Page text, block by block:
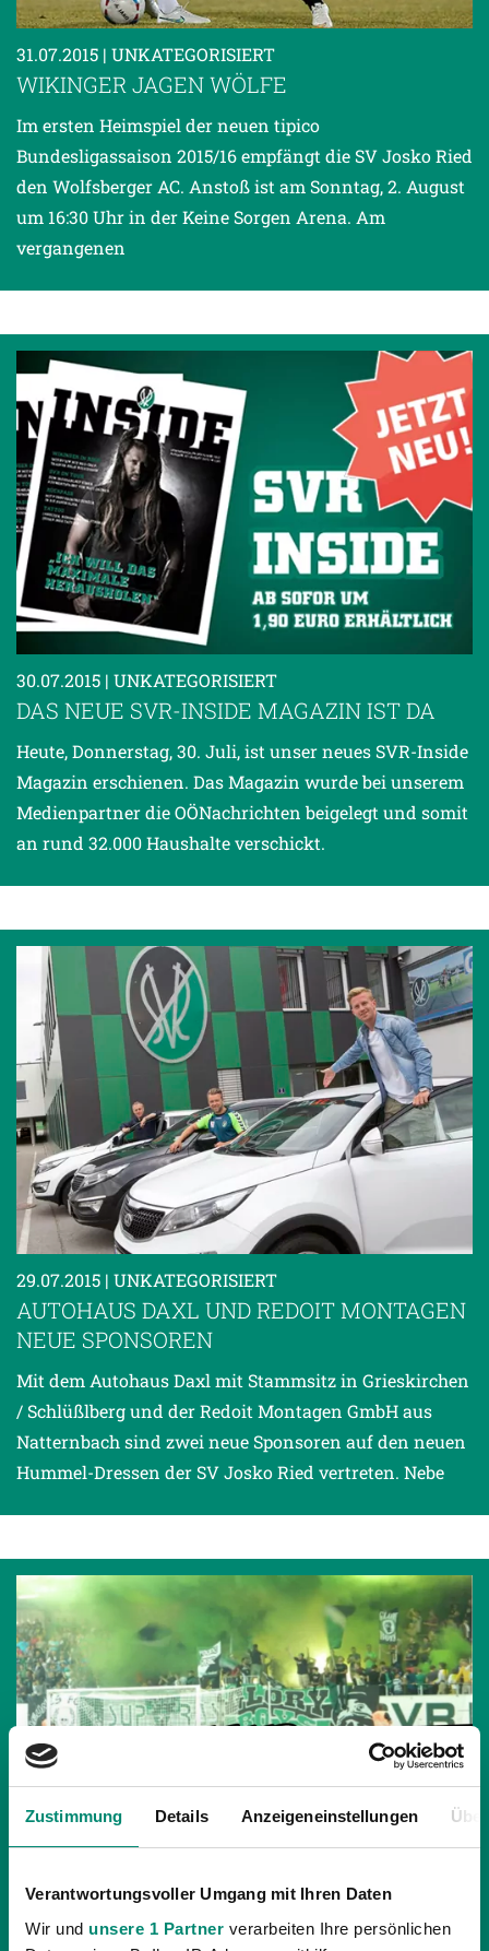
Zustimmung Details Anzeigeneinstellungen
Verantwortungsvoller Umgang mit Ihren Daten
Wir und unsere 1 Partner verarbeiten Ihre persönlichen
31.07.2015 | UNKATEGORISIERT
WIKINGER JAGEN WÖLFE
Im ersten Heimspiel der neuen tipico
Bundesligassaison 2015/16 empfängt die SV Josko Ried
den Wolfsberger AC. Anstoß ist am Sonntag, 2. August
um 16:30 Uhr in der Keine Sorgen Arena. Am
vergangenen
30.07.2015 | UNKATEGORISIERT
DAS NEUE SVR-INSIDE MAGAZIN IST DA
Heute, Donnerstag, 30. Juli, ist unser neues SVR-Inside
Magazin erschienen. Das Magazin wurde bei unserem
Medienpartner die OÖNachrichten beigelegt und somit
an rund 32.000 Haushalte verschickt.
29.07.2015 | UNKATEGORISIERT
AUTOHAUS DAXL UND REDOIT MONTAGEN
NEUE SPONSOREN
Mit dem Autohaus Daxl mit Stammsitz in Grieskirchen
/ Schlüßlberg und der Redoit Montagen GmbH aus
Natternbach sind zwei neue Sponsoren auf den neuen
Hummel-Dressen der SV Josko Ried vertreten. Nebe